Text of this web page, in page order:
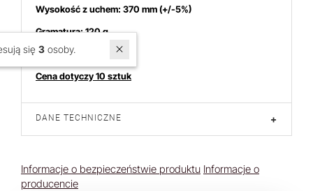
Wysokość z uchem: 370 mm (+/-5%)
Gramatura:120 g
Kolor: zielony
Cena dotyczy 10 sztuk
DANE TECHNICZNE +
Informacje o bezpieczeństwie produktu Informacje o
producencie
W ostatnich 7 dniach produktem interesują się